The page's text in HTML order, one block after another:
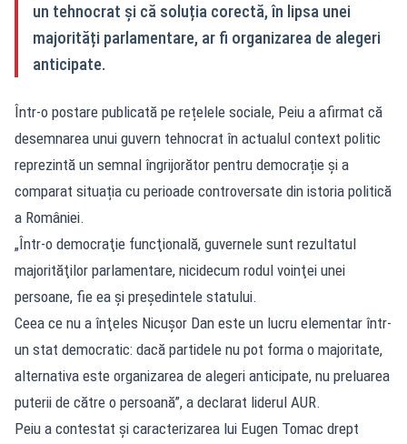
un tehnocrat și că soluția corectă, în lipsa unei
majorități parlamentare, ar fi organizarea de alegeri
anticipate.
Într-o postare publicată pe rețelele sociale, Peiu a afirmat că
desemnarea unui guvern tehnocrat în actualul context politic
reprezintă un semnal îngrijorător pentru democrație și a
comparat situația cu perioade controversate din istoria politică
a României.
„Într-o democraţie funcţională, guvernele sunt rezultatul
majorităţilor parlamentare, nicidecum rodul voinţei unei
persoane, fie ea şi preşedintele statului.
Ceea ce nu a înţeles Nicuşor Dan este un lucru elementar într-
un stat democratic: dacă partidele nu pot forma o majoritate,
alternativa este organizarea de alegeri anticipate, nu preluarea
puterii de către o persoană”, a declarat liderul AUR.
Peiu a contestat și caracterizarea lui Eugen Tomac drept